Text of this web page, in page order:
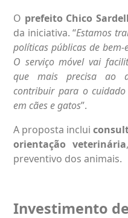
O prefeito Chico
da iniciativa. “Estamos
políticas públicas de
O serviço móvel vai
que mais precisa ao
contribuir para o
em cães e gatos”.
A proposta inclui
orientação veterinária
preventivo dos animais.
Investimento